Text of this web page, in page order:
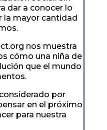
dar a conocer lo
la mayor cantidad
nos muestra
cómo una niña de
que el mundo
por
en el próximo
para nuestra